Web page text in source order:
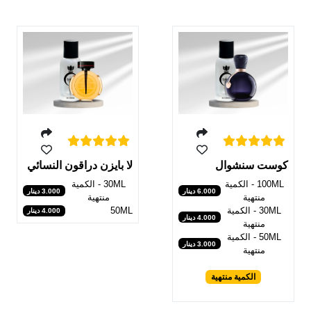
كوست سنشوال
100ML - الكمية
منتهية
6.000 دينار
30ML - الكمية
منتهية
4.000 دينار
50ML - الكمية
منتهية
3.000 دينار
الكمية منتهية
لا بايزن دراقون النسائي
30ML - الكمية
منتهية
3.000 دينار
50ML 4.000 دينار